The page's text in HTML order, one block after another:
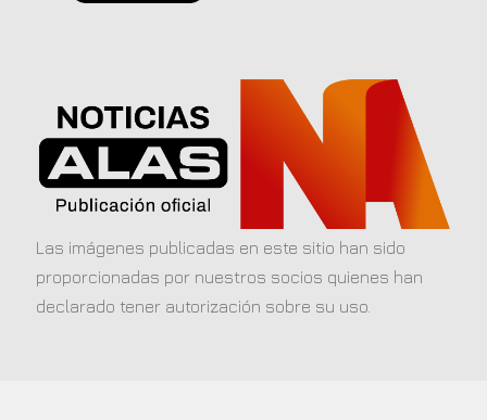
Las imágenes publicadas en este sitio han sido
proporcionadas por nuestros socios quienes han
declarado tener autorización sobre su uso.